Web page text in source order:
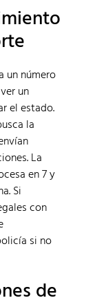
un número
un
el estado.
la
La
en 7 y
Si
con
si no
de